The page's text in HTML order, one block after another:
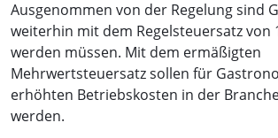
Ausgenommen von der Regelung sind
weiterhin mit dem Regelsteuersatz von
werden müssen. Mit dem ermäßigten
Mehrwertsteuersatz sollen für
erhöhten Betriebskosten in der
werden.